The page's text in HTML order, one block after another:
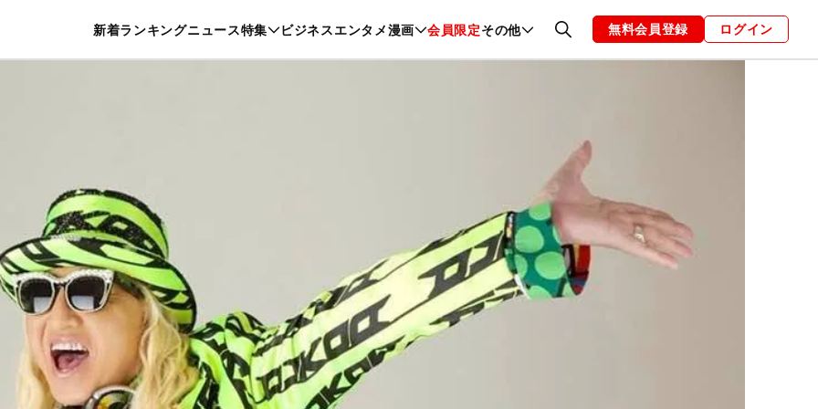
新着ランキングニュース特集 ビジネスエンタメ漫画 会員限定その他
暮らし スポーツ ヘルスケア 美容 グルメ ファッション 恋愛・結婚 編集部 お知らせ
無料会員登録 ログイン